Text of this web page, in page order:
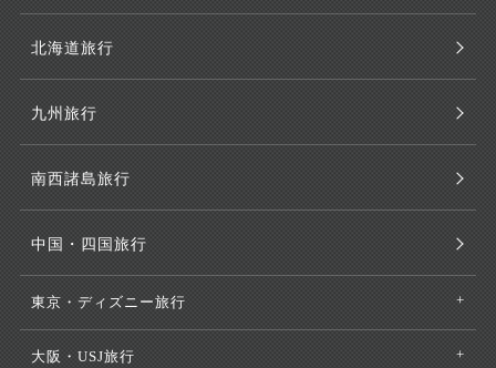
北海道旅行
九州旅行
南西諸島旅行
中国・四国旅行
東京・ディズニー旅行
大阪・USJ旅行